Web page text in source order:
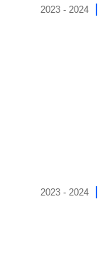
2023 - 2024
2023 - 2024